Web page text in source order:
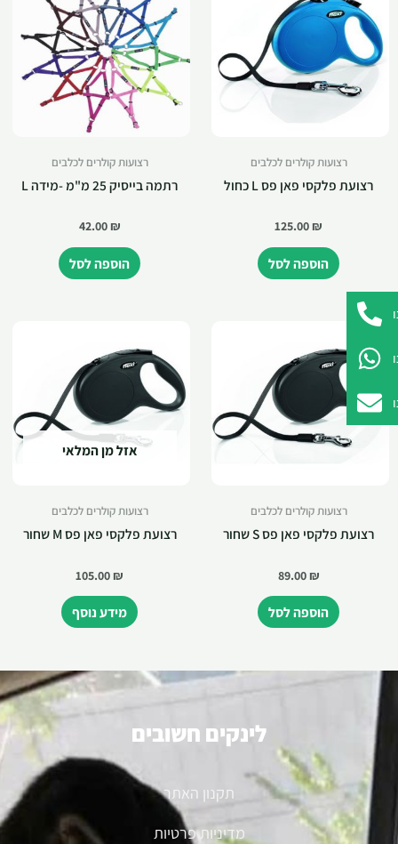
רצועות קולרים לכלבים
רצועת פלקסי פאן פס L כחול
125.00₪
הוספה לסל
רצועות קולרים לכלבים
רתמה בייסיק 25 מ"מ -מידה L
42.00₪
הוספה לסל
רצועות קולרים לכלבים
רצועת פלקסי פאן פס S שחור
89.00₪
הוספה לסל
אזל מן המלאי
רצועות קולרים לכלבים
רצועת פלקסי פאן פס M שחור
105.00₪
מידע נוסף
לינקים חשובים
תקנון האתר
מדיניות פרטיות